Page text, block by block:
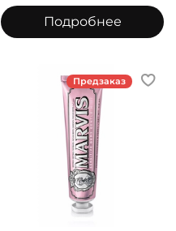
Подробнее
Предзаказ